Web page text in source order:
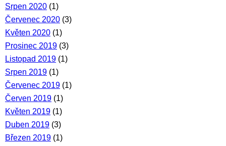
Srpen 2020 (1)
Červenec 2020 (3)
Květen 2020 (1)
Prosinec 2019 (3)
Listopad 2019 (1)
Srpen 2019 (1)
Červenec 2019 (1)
Červen 2019 (1)
Květen 2019 (1)
Duben 2019 (3)
Březen 2019 (1)